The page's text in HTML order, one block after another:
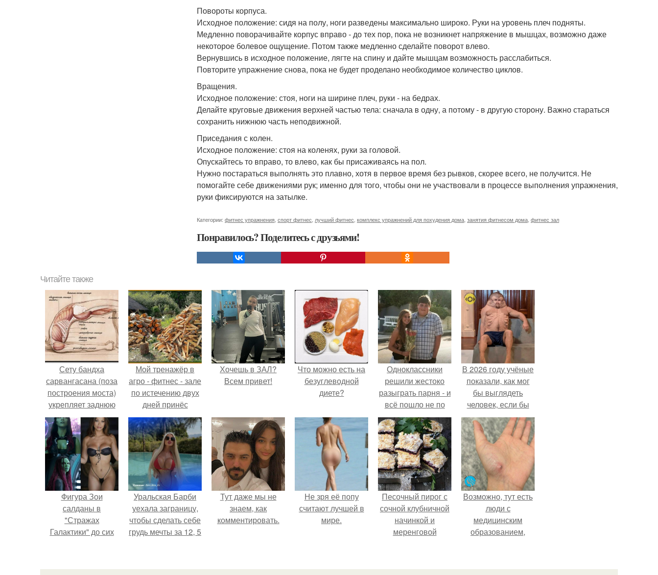
Повороты корпуса.
Исходное положение: сидя на полу, ноги разведены максимально широко. Руки на уровень плеч подняты.
Медленно поворачивайте корпус вправо - до тех пор, пока не возникнет напряжение в мышцах, возможно даже
некоторое болевое ощущение. Потом также медленно сделайте поворот влево.
Вернувшись в исходное положение, лягте на спину и дайте мышцам возможность расслабиться.
Повторите упражнение снова, пока не будет проделано необходимое количество циклов.
Вращения.
Исходное положение: стоя, ноги на ширине плеч, руки - на бедрах.
Делайте круговые движения верхней частью тела: сначала в одну, а потому - в другую сторону. Важно стараться
сохранить нижнюю часть неподвижной.
Приседания с колен.
Исходное положение: стоя на коленях, руки за головой.
Опускайтесь то вправо, то влево, как бы присаживаясь на пол.
Нужно постараться выполнять это плавно, хотя в первое время без рывков, скорее всего, не получится. Не
помогайте себе движениями рук; именно для того, чтобы они не участвовали в процессе выполнения упражнения,
руки фиксируются на затылке.
Категории: фитнес упражнения спорт фитнес лучший фитнес комплекс упражнений для похудения дома занятия фитнесом дома фитнес зал
Понравилось? Поделитесь с друзьями!
Читайте также
Сету бандха
сарвангасана (поза
построения моста)
укрепляет заднюю
поверхность и
раскрывает
переднюю часть
тела.
Мой тренажёр в
агро - фитнес - зале
по истечению двух
дней принёс
ощутимый
результат.
Хочешь в ЗАЛ?
Всем привет!
Что можно есть на
безуглеводной
диете?
Одноклассники
решили жестоко
разыграть парня - и
всё пошло не по
плану.
В 2026 году учёные
показали, как мог
бы выглядеть
человек, если бы
его тело
эволюционировало
специально для
выживания в
автокатастpoфах.
Фигура Зои
салданы в
"Стражах
Галактики" до сих
Уральская Барби
уехала заграницу,
чтобы сделать себе
грудь мечты за 12, 5
Тут даже мы не
знаем, как
комментировать.
Не зря её попу
считают лучшей в
мире.
Песочный пирог с
сочной клубничной
начинкой и
меренговой
Возможно, тут есть
люди с
медицинским
образованием,